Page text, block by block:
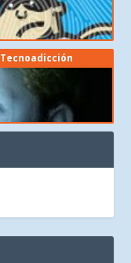
Tecnoadicción